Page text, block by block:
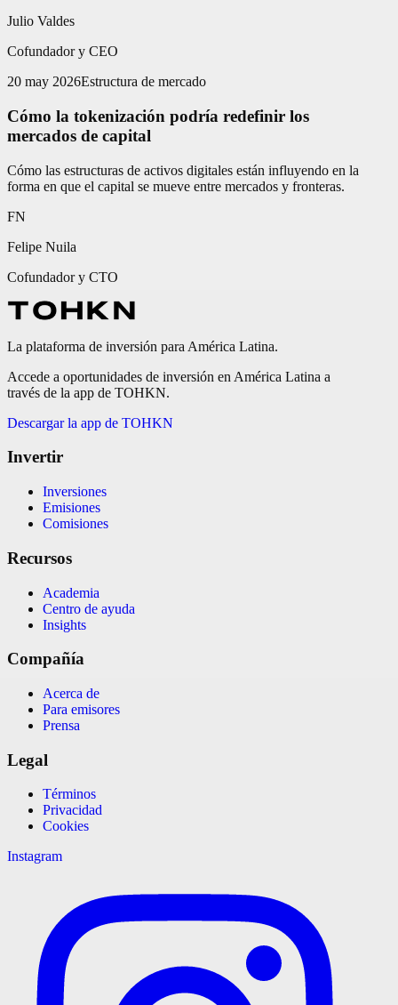
Julio Valdes
Cofundador y CEO
20 may 2026Estructura de mercado
Cómo la tokenización podría redefinir los
mercados de capital
Cómo las estructuras de activos digitales están influyendo en la
forma en que el capital se mueve entre mercados y fronteras.
FN
Felipe Nuila
Cofundador y CTO
La plataforma de inversión para América Latina.
Accede a oportunidades de inversión en América Latina a
través de la app de TOHKN.
Descargar la app de TOHKN
Invertir
Inversiones
Emisiones
Comisiones
Recursos
Academia
Centro de ayuda
Insights
Compañía
Acerca de
Para emisores
Prensa
Legal
Términos
Privacidad
Cookies
Instagram